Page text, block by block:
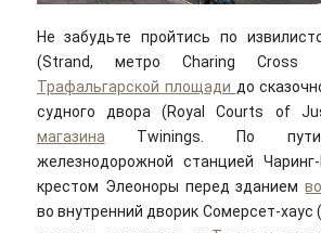
Не забудьте пройтись по
(Strand, метро Charing
Трафальгарской площади до
судного двора (Royal Courts of
магазинаTwinings. По пути
железнодорожной станцией
крестом Элеоноры перед зданием
во внутренний дворик Сомерсет-хаус